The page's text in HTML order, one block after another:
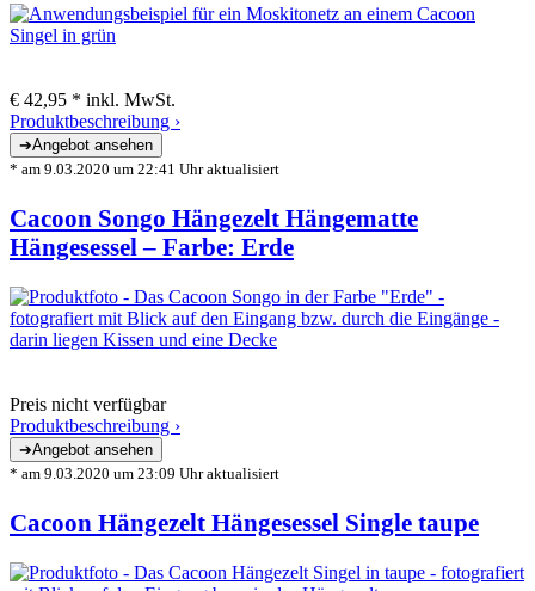
€ 42,95 * inkl. MwSt.
Produktbeschreibung ›
* am 9.03.2020 um 22:41 Uhr aktualisiert
Cacoon Songo Hängezelt Hängematte
Hängesessel – Farbe: Erde
Preis nicht verfügbar
Produktbeschreibung ›
* am 9.03.2020 um 23:09 Uhr aktualisiert
Cacoon Hängezelt Hängesessel Single taupe